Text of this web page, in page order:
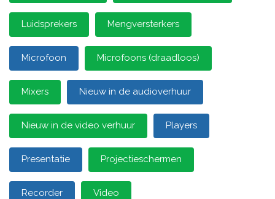
Luidsprekers Mengversterkers
Microfoon Microfoons (draadloos)
Mixers Nieuw in de audioverhuur
Nieuw in de video verhuur Players
Presentatie Projectieschermen
Recorder Video